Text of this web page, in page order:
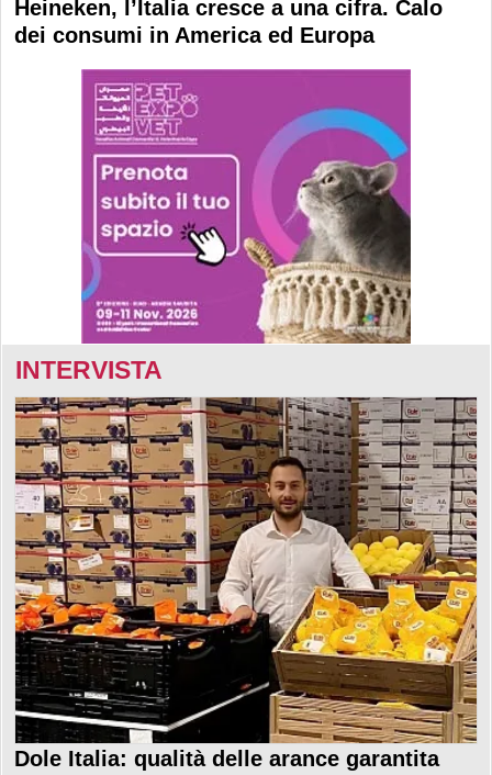
Heineken, l’Italia cresce a una cifra. Calo
dei consumi in America ed Europa
INTERVISTA
Dole Italia: qualità delle arance garantita